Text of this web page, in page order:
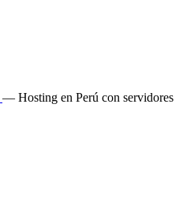
— Hosting en Perú con servidores